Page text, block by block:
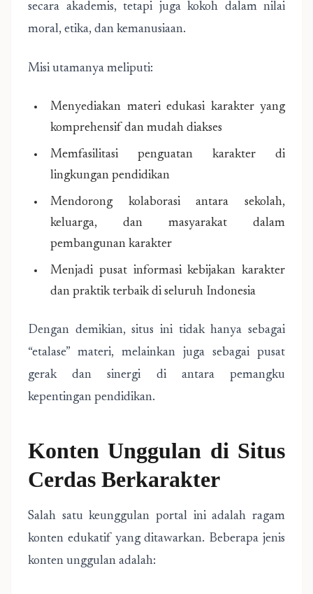
secara akademis, tetapi juga kokoh dalam nilai
moral, etika, dan kemanusiaan.
Misi utamanya meliputi:
Menyediakan materi edukasi karakter yang
komprehensif dan mudah diakses
Memfasilitasi penguatan karakter di
lingkungan pendidikan
Mendorong kolaborasi antara sekolah,
keluarga, dan masyarakat dalam
pembangunan karakter
Menjadi pusat informasi kebijakan karakter
dan praktik terbaik di seluruh Indonesia
Dengan demikian, situs ini tidak hanya sebagai
“etalase” materi, melainkan juga sebagai pusat
gerak dan sinergi di antara pemangku
kepentingan pendidikan.
Konten Unggulan di Situs
Cerdas Berkarakter
Salah satu keunggulan portal ini adalah ragam
konten edukatif yang ditawarkan. Beberapa jenis
konten unggulan adalah: